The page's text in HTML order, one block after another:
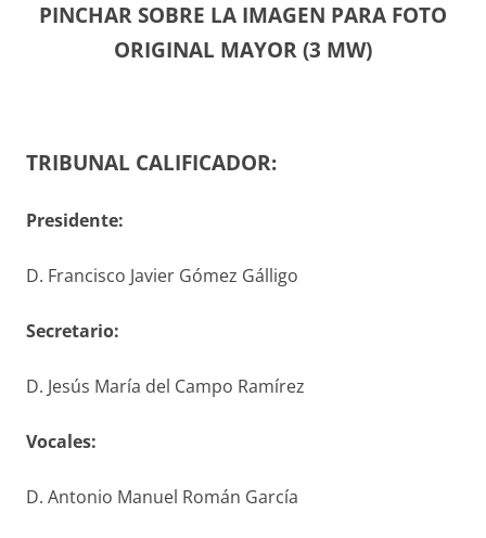
PINCHAR SOBRE LA IMAGEN PARA FOTO
ORIGINAL MAYOR (3 MW)
TRIBUNAL CALIFICADOR:
Presidente:
D. Francisco Javier Gómez Gálligo
Secretario:
D. Jesús María del Campo Ramírez
Vocales:
D. Antonio Manuel Román García